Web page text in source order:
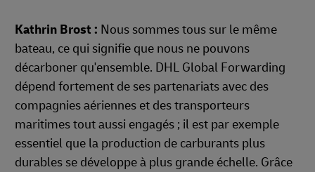
Kathrin Brost : Nous sommes tous sur le même
bateau, ce qui signifie que nous ne pouvons
décarboner qu'ensemble. DHL Global Forwarding
dépend fortement de ses partenariats avec des
compagnies aériennes et des transporteurs
maritimes tout aussi engagés ; il est par exemple
essentiel que la production de carburants plus
durables se développe à plus grande échelle. Grâce